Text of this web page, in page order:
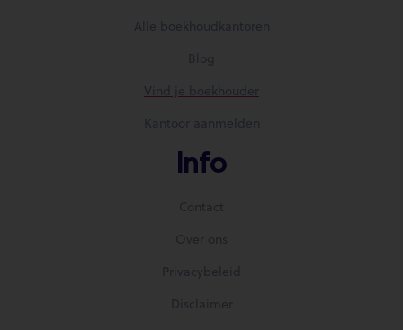
Alle boekhoudkantoren
Blog
Vind je boekhouder
Kantoor aanmelden
Info
Contact
Over ons
Privacybeleid
Disclaimer